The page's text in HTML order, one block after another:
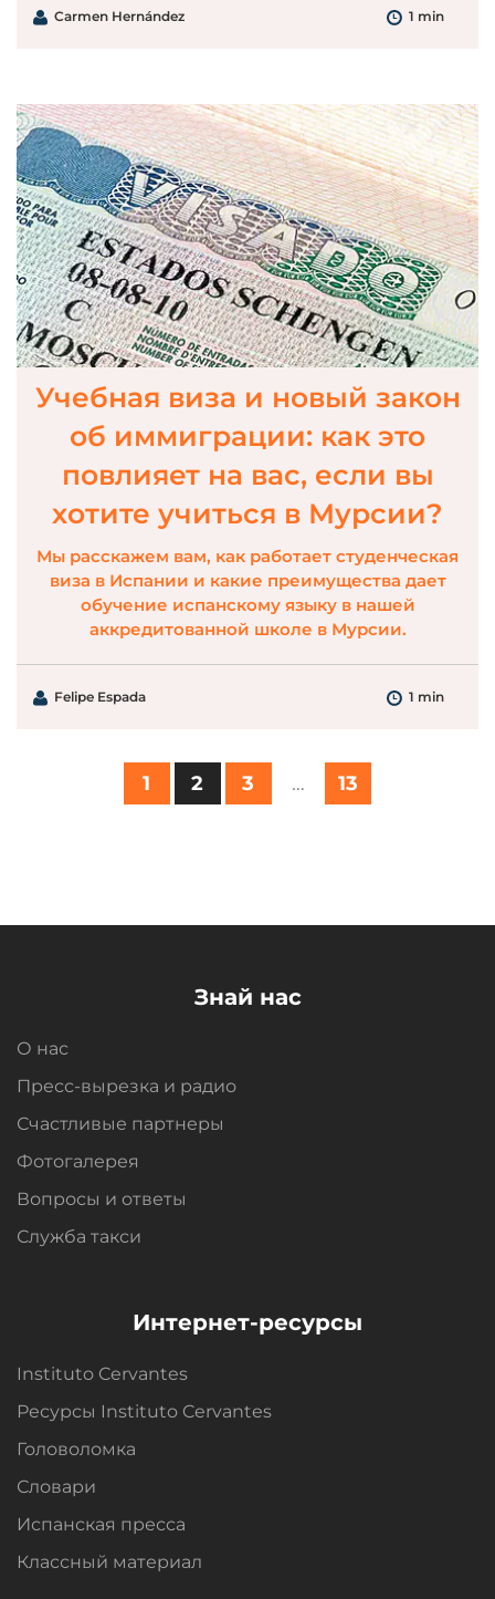
Carmen Hernández 1 min
Учебная виза и новый закон
об иммиграции: как это
повлияет на вас, если вы
хотите учиться в Мурсии?
Мы расскажем вам, как работает студенческая
виза в Испании и какие преимущества дает
обучение испанскому языку в нашей
аккредитованной школе в Мурсии.
Felipe Espada 1 min
1 2 3 … 13
Знай нас
О нас
Пресс-вырезка и радио
Счастливые партнеры
Фотогалерея
Вопросы и oтветы
Служба такси
Интернет-ресурсы
Instituto Cervantes
Ресурсы Instituto Cervantes
Головоломка
Словари
Испанская пресса
Классный материал